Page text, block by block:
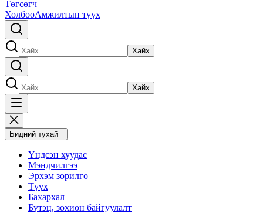
Төгсөгч
ХолбооАмжилтын түүх
Хайх
Хайх
Бидний тухай−
Үндсэн хуудас
Мэндчилгээ
Эрхэм зорилго
Түүх
Бахархал
Бүтэц, зохион байгуулалт